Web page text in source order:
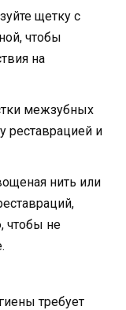
щетку с
чтобы
на
межзубных
реставрацией и
нить или
чтобы не
требует